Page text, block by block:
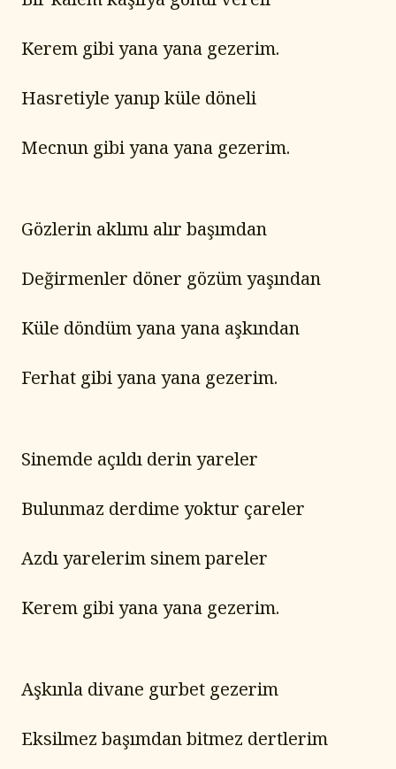
Kerem gibi yana yana gezerim.
Hasretiyle yanıp küle döneli
Mecnun gibi yana yana gezerim.
Gözlerin aklımı alır başımdan
Değirmenler döner gözüm yaşından
Küle döndüm yana yana aşkından
Ferhat gibi yana yana gezerim.
Sinemde açıldı derin yareler
Bulunmaz derdime yoktur çareler
Azdı yarelerim sinem pareler
Kerem gibi yana yana gezerim.
Aşkınla divane gurbet gezerim
Eksilmez başımdan bitmez dertlerim